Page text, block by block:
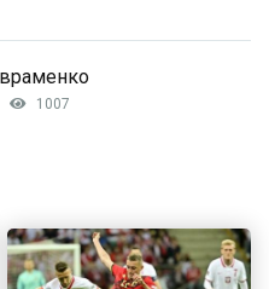
1007